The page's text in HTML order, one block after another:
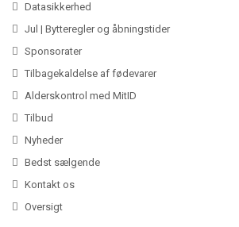
Datasikkerhed
Jul | Bytteregler og åbningstider
Sponsorater
Tilbagekaldelse af fødevarer
Alderskontrol med MitID
Tilbud
Nyheder
Bedst sælgende
Kontakt os
Oversigt